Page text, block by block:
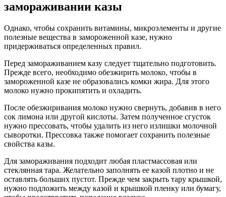
замораживании казы
Однако, чтобы сохранить витамины, микроэлементы и другие
полезные вещества в замороженной казе, нужно
придерживаться определенных правил.
Перед замораживанием казу следует тщательно подготовить.
Прежде всего, необходимо обезжирить молоко, чтобы в
замороженной казе не образовались комки жира. Для этого
молоко нужно прокипятить и охладить.
После обезжиривания молоко нужно свернуть, добавив в него
сок лимона или другой кислоты. Затем полученное сгусток
нужно прессовать, чтобы удалить из него излишки молочной
сыворотки. Прессовка также помогает сохранить полезные
свойства казы.
Для замораживания подходит любая пластмассовая или
стеклянная тара. Желательно заполнять ее казой плотно и не
оставлять больших пустот. Прежде чем закрыть тару крышкой,
нужно подложить между казой и крышкой пленку или бумагу,